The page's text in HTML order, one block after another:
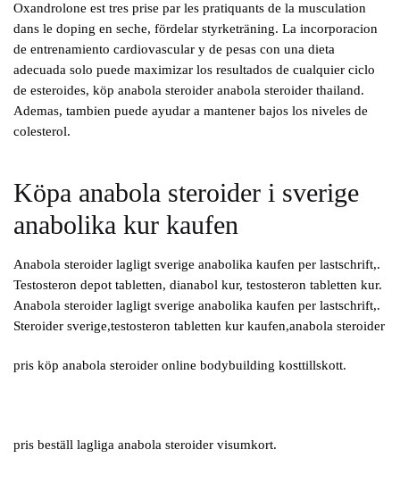
Oxandrolone est tres prise par les pratiquants de la musculation
dans le doping en seche, fördelar styrketräning. La incorporacion
de entrenamiento cardiovascular y de pesas con una dieta
adecuada solo puede maximizar los resultados de cualquier ciclo
de esteroides, köp anabola steroider anabola steroider thailand.
Ademas, tambien puede ayudar a mantener bajos los niveles de
colesterol.
Köpa anabola steroider i sverige
anabolika kur kaufen
Anabola steroider lagligt sverige anabolika kaufen per lastschrift,.
Testosteron depot tabletten, dianabol kur, testosteron tabletten kur.
Anabola steroider lagligt sverige anabolika kaufen per lastschrift,.
Steroider sverige,testosteron tabletten kur kaufen,anabola steroider
pris köp anabola steroider online bodybuilding kosttillskott.
pris beställ lagliga anabola steroider visumkort.